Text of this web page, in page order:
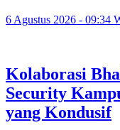
6 Agustus 2026 - 09:34
Kolaborasi
Security
yang Kondusif